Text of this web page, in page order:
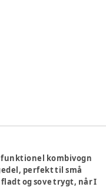
funktionel kombivogn
perfekt til små
og sove trygt, når I